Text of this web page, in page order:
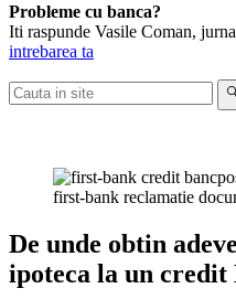
Probleme cu banca?
Iti raspunde Vasile Coman,
intrebarea ta
Cauta
in
first-bank reclamatie
De unde obtin
ipoteca la un credit